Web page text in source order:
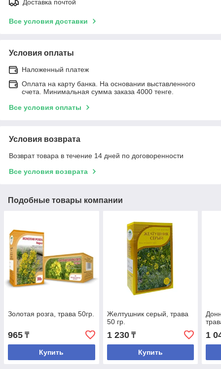
Доставка почтой
Все условия доставки
Условия оплаты
Наложенный платеж
Оплата на карту банка. На основании выставленного
счета. Минимальная сумма заказа 4000 тенге.
Все условия оплаты
Условия возврата
Возврат товара в течение 14 дней по договоренности
Все условия возврата
Подобные товары компании
Золотая розга, трава 50гр.
965 ₸
Купить
Желтушник серый, трава
50 гр.
1 230₸
Купить
1